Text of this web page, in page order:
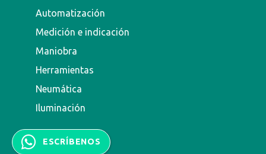
Automatización
Medición e indicación
Maniobra
Herramientas
Neumática
Iluminación
ESCRÍBENOS